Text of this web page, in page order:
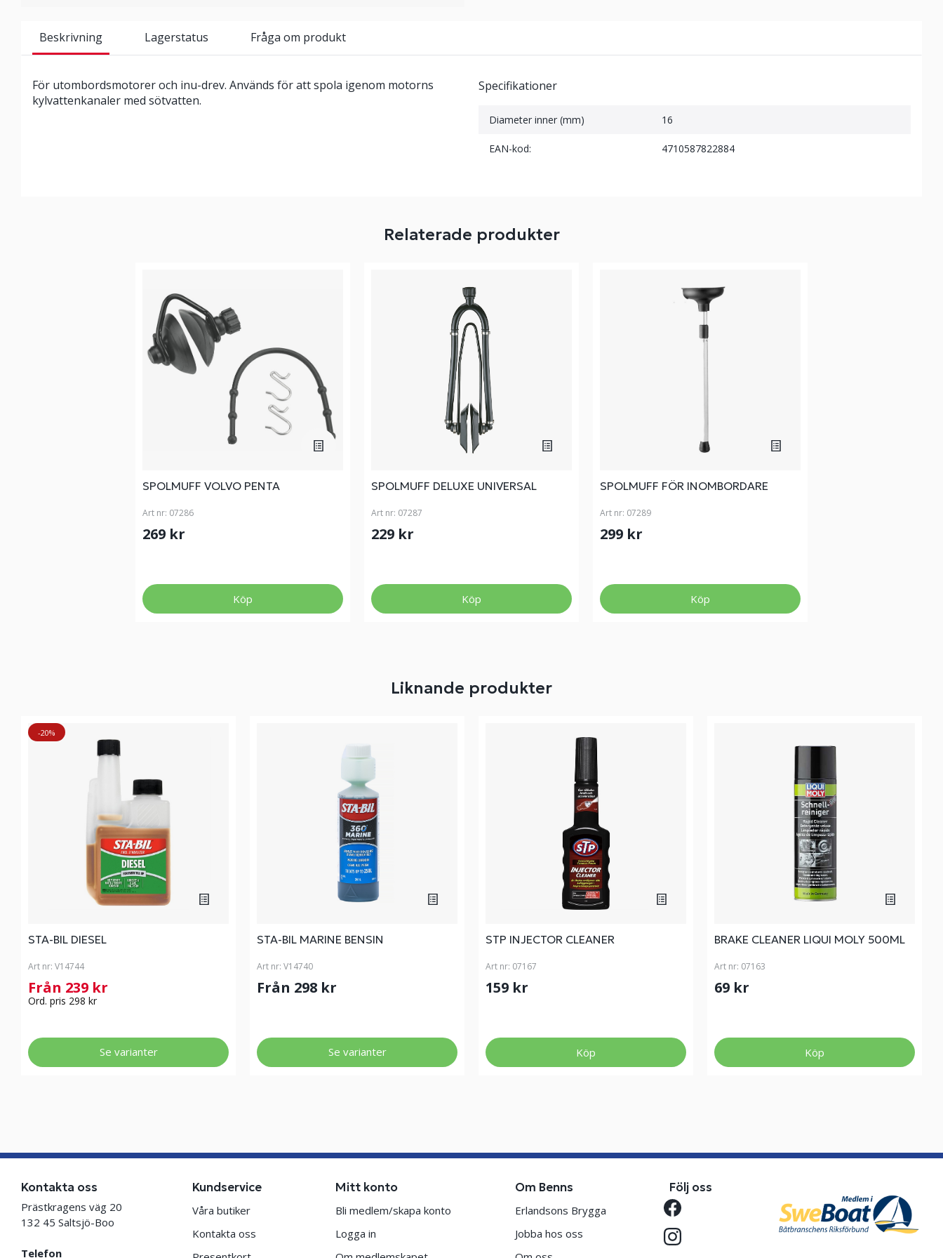
Beskrivning Lagerstatus Fråga om produkt
För utombordsmotorer och inu-drev. Används för att spola igenom motorns
kylvattenkanaler med sötvatten.
Specifikationer
Diameter inner (mm) 16
EAN-kod: 4710587822884
Relaterade produkter
SPOLMUFF VOLVO PENTA
Art nr: 07286
269 kr
Köp
SPOLMUFF DELUXE UNIVERSAL
Art nr: 07287
229 kr
Köp
SPOLMUFF FÖR INOMBORDARE
Art nr: 07289
299 kr
Köp
Liknande produkter
-20%
STA-BIL DIESEL
Art nr: V14744
Från 239 kr
Ord. pris 298 kr
Se varianter
STA-BIL MARINE BENSIN
Art nr: V14740
Från 298 kr
Se varianter
STP INJECTOR CLEANER
Art nr: 07167
159 kr
Köp
BRAKE CLEANER LIQUI MOLY 500ML
Art nr: 07163
69 kr
Köp
Kontakta oss
Prästkragens väg 20
132 45 Saltsjö-Boo
Telefon
Kundservice
Våra butiker
Kontakta oss
Mitt konto
Bli medlem/skapa konto
Logga in
Om Benns
Erlandsons Brygga
Jobba hos oss
Följ oss